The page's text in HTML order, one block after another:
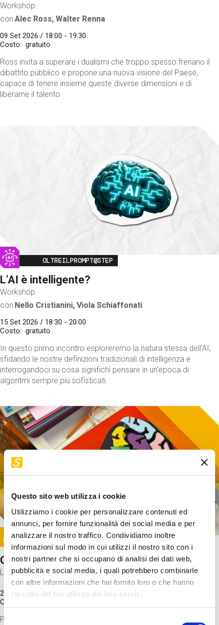
Questo sito web utilizza i cookie
Utilizziamo i cookie per personalizzare contenuti ed
annunci, per fornire funzionalità dei social media e per
analizzare il nostro traffico. Condividiamo inoltre
informazioni sul modo in cui utilizzi il nostro sito con i
nostri partner che si occupano di analisi dei dati web,
pubblicità e social media, i quali potrebbero combinarle
con altre informazioni che hai fornito loro o che hanno
raccolto dal tuo utilizzo dei loro servizi.
Selezione
Workshop
con Alec Ross, Walter Renna
09 Set 2026 / 18:00 - 19:30
Costo
gratuito
Ross invita a superare i dualismi che troppo spesso frenano il
dibattito pubblico e propone una nuova visione del Paese,
capace di tenere insieme queste diverse dimensioni e di
liberarne il talento
Image
OLTREILPROMPT@STEP
L’AI è intelligente?
Workshop
con Nello Cristianini, Viola Schiaffonati
15 Set 2026 / 18:30 - 20:00
Costo
gratuito
In questo primo incontro esploreremo la natura stessa dell'AI,
sfidando le nostre definizioni tradizionali di intelligenza e
interrogandoci su cosa significhi pensare in un'epoca di
algoritmi sempre più sofisticati.
Image
SUNDAY@STEP
Come funziona il cervello?
Laboratorio
20 Set 2026 / 11:15 - 13:00
Costo
Proveremo a costruire un cervello in cartoncino cercando di